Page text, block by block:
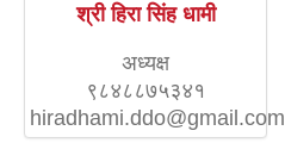
श्री हिरा सिंह धामी
अध्यक्ष
९८४८८७५३४१
hiradhami.ddo@gmail.com